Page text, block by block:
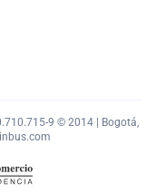
9 © 2014 | Bogotá,